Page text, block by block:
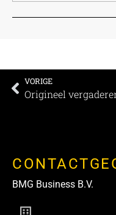
VORIGE
BMG Business B.V.